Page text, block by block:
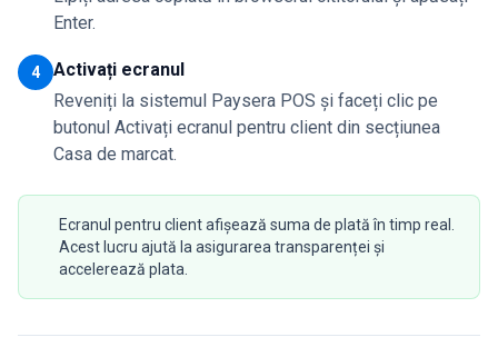
Enter.
4
Activați ecranul
Reveniți la sistemul Paysera POS și faceți clic pe
butonul Activați ecranul pentru client din secțiunea
Casa de marcat.
Ecranul pentru client afișează suma de plată în timp real.
Acest lucru ajută la asigurarea transparenței și
accelerează plata.